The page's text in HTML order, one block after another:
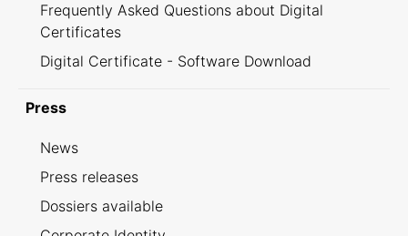
Frequently Asked Questions about Digital
Certificates
Digital Certificate - Software Download
Press
News
Press releases
Dossiers available